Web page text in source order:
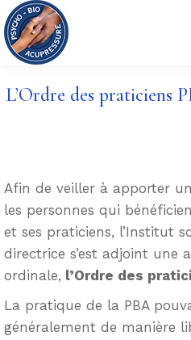
L’Ordre des praticiens
Afin de veiller à apporter
les personnes qui
et ses praticiens, l’Institut
directrice s’est adjoint une
ordinale, l’Ordre des
La pratique de la PBA
généralement de manière